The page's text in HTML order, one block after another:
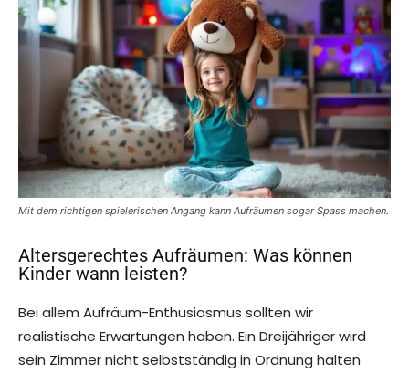
Mit dem richtigen spielerischen Angang kann Aufräumen sogar Spass machen.
Altersgerechtes Aufräumen: Was können
Kinder wann leisten?
Bei allem Aufräum-Enthusiasmus sollten wir
realistische Erwartungen haben. Ein Dreijähriger wird
sein Zimmer nicht selbstständig in Ordnung halten